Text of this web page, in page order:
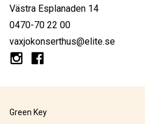
Västra Esplanaden 14
0470-70 22 00
vaxjokonserthus@elite.se
Green Key